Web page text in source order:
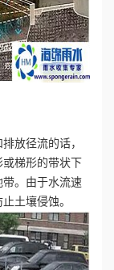
放径流的话，
梯形的带状下
。由于水流速
土壤侵蚀。